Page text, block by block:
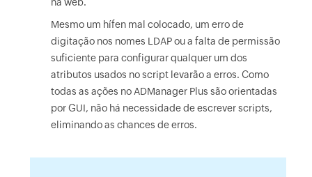
Mesmo um hífen mal colocado, um erro de
digitação nos nomes LDAP ou a falta de permissão
suficiente para configurar qualquer um dos
atributos usados no script levarão a erros. Como
todas as ações no ADManager Plus são orientadas
por GUI, não há necessidade de escrever scripts,
eliminando as chances de erros.